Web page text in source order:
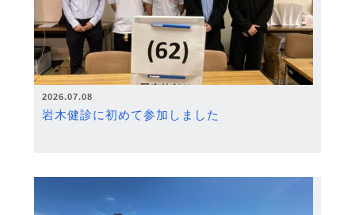
2026.07.08
岩木健診に初めて参加しました